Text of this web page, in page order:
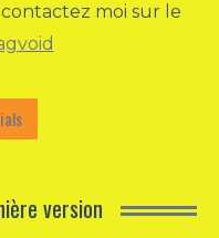
moi sur le
version